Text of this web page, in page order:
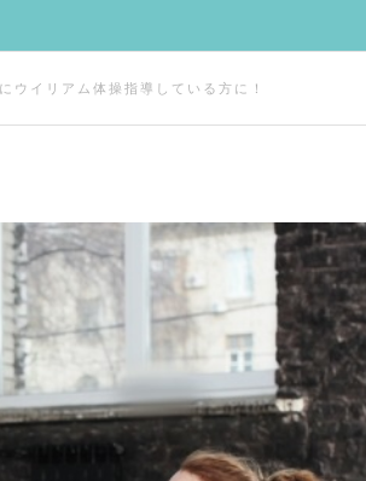
ウイリアム体操指導している方に！